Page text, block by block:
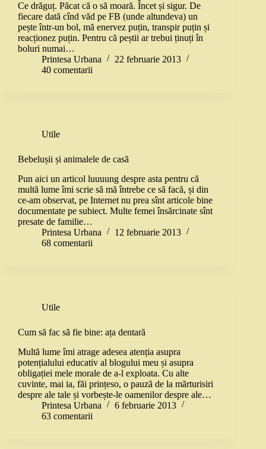
Ce drăguț. Păcat că o să moară. Încet și sigur. De
fiecare dată cînd văd pe FB (unde altundeva) un
pește într-un bol, mă enervez puțin, transpir puțin și
reacționez puțin. Pentru că peștii ar trebui ținuți în
boluri numai…
Printesa Urbana
22 februarie 2013
40 comentarii
Utile
Bebelușii și animalele de casă
Pun aici un articol luuuung despre asta pentru că
multă lume îmi scrie să mă întrebe ce să facă, și din
ce-am observat, pe Internet nu prea sînt articole bine
documentate pe subiect. Multe femei însărcinate sînt
presate de familie…
Printesa Urbana
12 februarie 2013
68 comentarii
Utile
Cum să fac să fie bine: ața dentară
Multă lume îmi atrage adesea atenția asupra
potențialului educativ al blogului meu și asupra
obligației mele morale de a-l exploata. Cu alte
cuvinte, mai ia, făi prințeso, o pauză de la mărturisiri
despre ale tale și vorbește-le oamenilor despre ale…
Printesa Urbana
6 februarie 2013
63 comentarii